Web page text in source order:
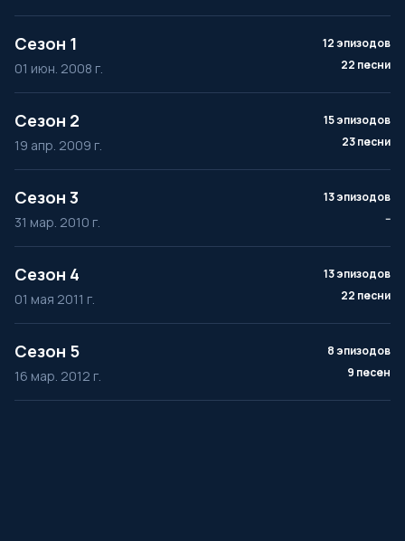
Сезон 1
01 июн. 2008 г.
12 эпизодов
22 песни
Сезон 2
19 апр. 2009 г.
15 эпизодов
23 песни
Сезон 3
31 мар. 2010 г.
13 эпизодов
--
Сезон 4
01 мая 2011 г.
13 эпизодов
22 песни
Сезон 5
16 мар. 2012 г.
8 эпизодов
9 песен